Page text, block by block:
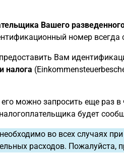
Вашего
номер всегда
Вам
налога
можно запросить еще раз
будет
необходимо во всех случаях
расходов. Пожалуйста,